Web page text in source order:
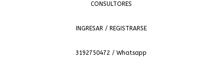
CONSULTORES
INGRESAR / REGISTRARSE
3192750472 / Whatsapp